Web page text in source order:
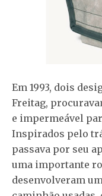
Em 1993, dois
Freitag,
e impermeável
Inspirados pelo
passava por seu
uma importante
desenvolveram